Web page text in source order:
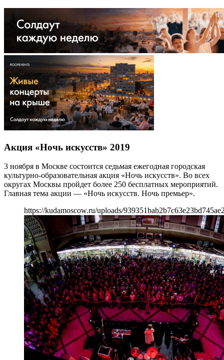
Акция «Ночь искусств» 2019
3 ноября в Москве состоится седьмая ежегодная городская
культурно-образовательная акция «Ночь искусств». Во всех
округах Москвы пройдет более 250 бесплатных мероприятий.
Главная тема акции — «Ночь искусств. Ночь премьер».
https://kudamoscow.ru/uploads/